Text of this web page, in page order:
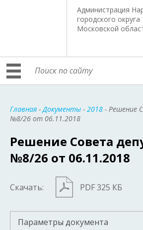
Администрация
городского округа
Московской
Главная -Документы - 2018 - Решение
№8/26 от 06.11.2018
Решение Совета
№8/26 от 06.11.2018
Скачать: PDF 325 КБ
Параметры документа